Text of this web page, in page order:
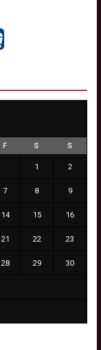
F S S
1 2
7 8 9
14 15 16
21 22 23
28 29 30